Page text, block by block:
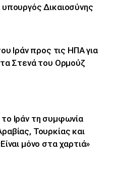
υπουργός Δικαιοσύνης
Ιράν προς τις ΗΠΑ για
τα Στενά του Ορμούζ
Ιράν τη συμφωνία
Τουρκίας και
μόνο στα χαρτιά»